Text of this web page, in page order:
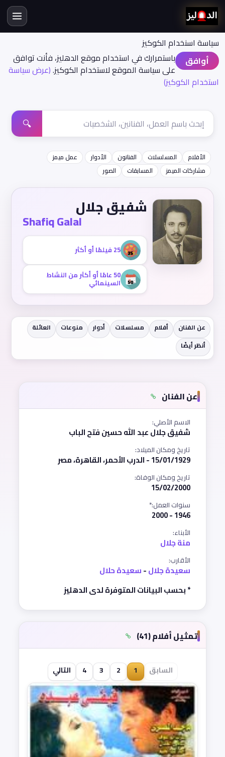
سياسة اسنخدام الكوكيز
أوافق
باستمرارك في استخدام موقع الدهليز، فأنت توافق
على سياسة الموقع لاستخدام الكوكيز.(عرض سياسة
استخدام الكوكيز)
🔍
الأفلام المسلسلات الفنانون الأدوار
عمل ميمز
مشاركات الميمز
المسابقات الصور
شفيق جلال
Shafiq Galal
25 فيلمًا أو أكثر
50 عامًا أو أكثر من النشاط
السينمائي
عن الفنان أفلام مسلسلات أدوار منوعات
العائلة
أنظر أيضًا
عن الفنان
الاسم الأصلي:
شفيق جلال عبد الله حسين فتح الباب
تاريخ ومكان الميلاد:
15/01/1929 - الدرب الأحمر، القاهرة، مصر
تاريخ ومكان الوفاة:
15/02/2000
سنوات العمل:*
1946 - 2000
الأبناء:
منة جلال
الأقارب:
سعيدة جلال-سعيدة حلال
* بحسب البيانات المتوفرة لدى الدهليز
تمثيل أفلام (41)
السابق 1
2
3
4 التالي